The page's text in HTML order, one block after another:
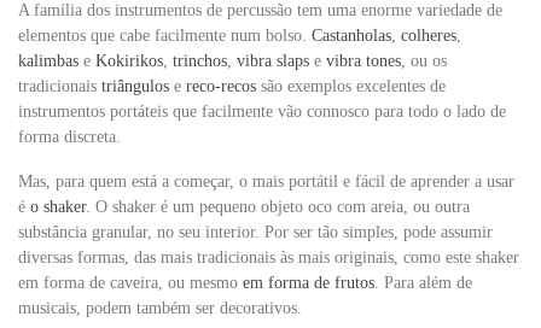
A família dos instrumentos de percussão tem uma enorme variedade de
elementos que cabe facilmente num bolso. Castanholas, colheres,
kalimbas e Kokirikos, trinchos, vibra slaps e vibra tones, ou os
tradicionais triângulos e reco-recos são exemplos excelentes de
instrumentos portáteis que facilmente vão connosco para todo o lado de
forma discreta.
Mas, para quem está a começar, o mais portátil e fácil de aprender a usar
é o shaker. O shaker é um pequeno objeto oco com areia, ou outra
substância granular, no seu interior. Por ser tão simples, pode assumir
diversas formas, das mais tradicionais às mais originais, como este shaker
em forma de caveira, ou mesmo em forma de frutos. Para além de
musicais, podem também ser decorativos.